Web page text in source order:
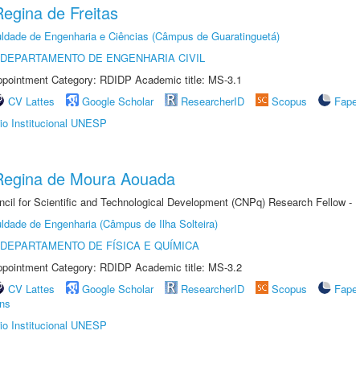
de Freitas
de Engenharia e Ciências (Câmpus de Guaratinguetá)
DEPARTAMENTO DE ENGENHARIA CIVIL
Category: RDIDP Academic title: MS-3.1
CV Lattes Google Scholar ResearcherID Scopus
Institucional UNESP
de Moura Aouada
for Scientific and Technological Development (CNPq) Research Fellow -
de Engenharia (Câmpus de Ilha Solteira)
DEPARTAMENTO DE FÍSICA E QUÍMICA
Category: RDIDP Academic title: MS-3.2
CV Lattes Google Scholar ResearcherID Scopus
Institucional UNESP